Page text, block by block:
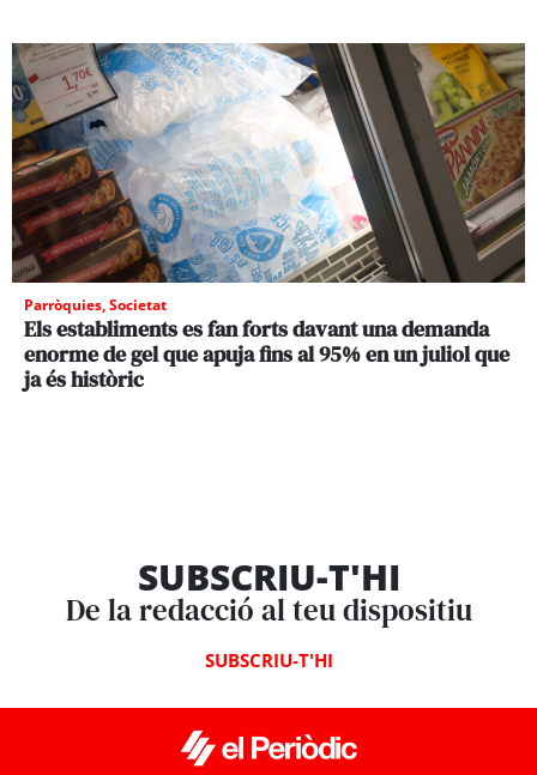
Parròquies,Societat
Els establiments es fan forts davant una demanda
enorme de gel que apuja fins al 95% en un juliol que
ja és històric
SUBSCRIU-T'HI
De la redacció al teu dispositiu
SUBSCRIU-T'HI